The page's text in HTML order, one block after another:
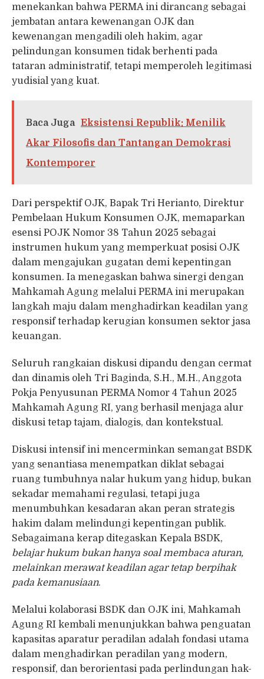
menekankan bahwa PERMA ini dirancang sebagai
jembatan antara kewenangan OJK dan
kewenangan mengadili oleh hakim, agar
pelindungan konsumen tidak berhenti pada
tataran administratif, tetapi memperoleh legitimasi
yudisial yang kuat.
Baca Juga Eksistensi Republik: Menilik
Akar Filosofis dan Tantangan Demokrasi
Kontemporer
Dari perspektif OJK, Bapak Tri Herianto, Direktur
Pembelaan Hukum Konsumen OJK, memaparkan
esensi POJK Nomor 38 Tahun 2025 sebagai
instrumen hukum yang memperkuat posisi OJK
dalam mengajukan gugatan demi kepentingan
konsumen. Ia menegaskan bahwa sinergi dengan
Mahkamah Agung melalui PERMA ini merupakan
langkah maju dalam menghadirkan keadilan yang
responsif terhadap kerugian konsumen sektor jasa
keuangan.
Seluruh rangkaian diskusi dipandu dengan cermat
dan dinamis oleh Tri Baginda, S.H., M.H., Anggota
Pokja Penyusunan PERMA Nomor 4 Tahun 2025
Mahkamah Agung RI, yang berhasil menjaga alur
diskusi tetap tajam, dialogis, dan kontekstual.
Diskusi intensif ini mencerminkan semangat BSDK
yang senantiasa menempatkan diklat sebagai
ruang tumbuhnya nalar hukum yang hidup, bukan
sekadar memahami regulasi, tetapi juga
menumbuhkan kesadaran akan peran strategis
hakim dalam melindungi kepentingan publik.
Sebagaimana kerap ditegaskan Kepala BSDK,
belajar hukum bukan hanya soal membaca aturan,
melainkan merawat keadilan agar tetap berpihak
pada kemanusiaan.
Melalui kolaborasi BSDK dan OJK ini, Mahkamah
Agung RI kembali menunjukkan bahwa penguatan
kapasitas aparatur peradilan adalah fondasi utama
dalam menghadirkan peradilan yang modern,
responsif, dan berorientasi pada perlindungan hak-